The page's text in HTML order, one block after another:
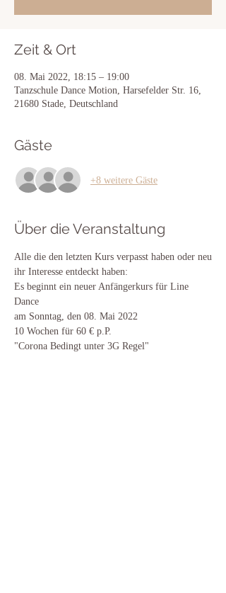
Zeit & Ort
08. Mai 2022, 18:15 – 19:00
Tanzschule Dance Motion, Harsefelder Str. 16,
21680 Stade, Deutschland
Gäste
+8 weitere Gäste
Über die Veranstaltung
Alle die den letzten Kurs verpasst haben oder neu
ihr Interesse entdeckt haben:
Es beginnt ein neuer Anfängerkurs für Line
Dance
am Sonntag, den 08. Mai 2022
10 Wochen für 60 € p.P.
"Corona Bedingt unter 3G Regel"